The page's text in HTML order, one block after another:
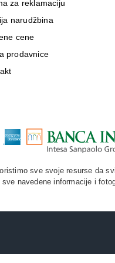
za reklamaciju
narudžbina
cene
prodavnice
sve svoje resurse da
navedene informacije i